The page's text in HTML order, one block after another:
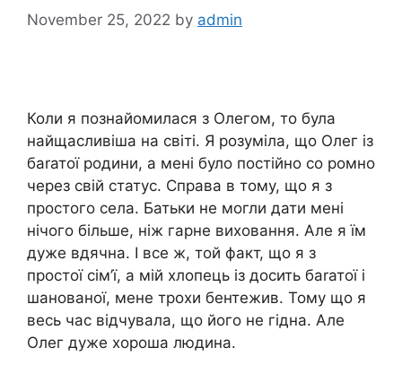
November 25, 2022 by admin
Коли я познайомилася з Олегом, то була
найщасливіша на світі. Я розуміла, що Олег із
баrатої родини, а мені було постійно со ромно
через свій статус. Справа в тому, що я з
простого села. Батьки не могли дати мені
нічого більше, ніж гарне виховання. Але я їм
дуже вдячна. І все ж, той факт, що я з
простої сім’ї, а мій хлопець із досить баrатої і
шанованої, мене трохи бентежив. Тому що я
весь час відчувала, що його не гідна. Але
Олег дуже хороша людина.